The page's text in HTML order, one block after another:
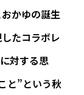
かゆの誕生
たコラボレ
対する思
と”という秋